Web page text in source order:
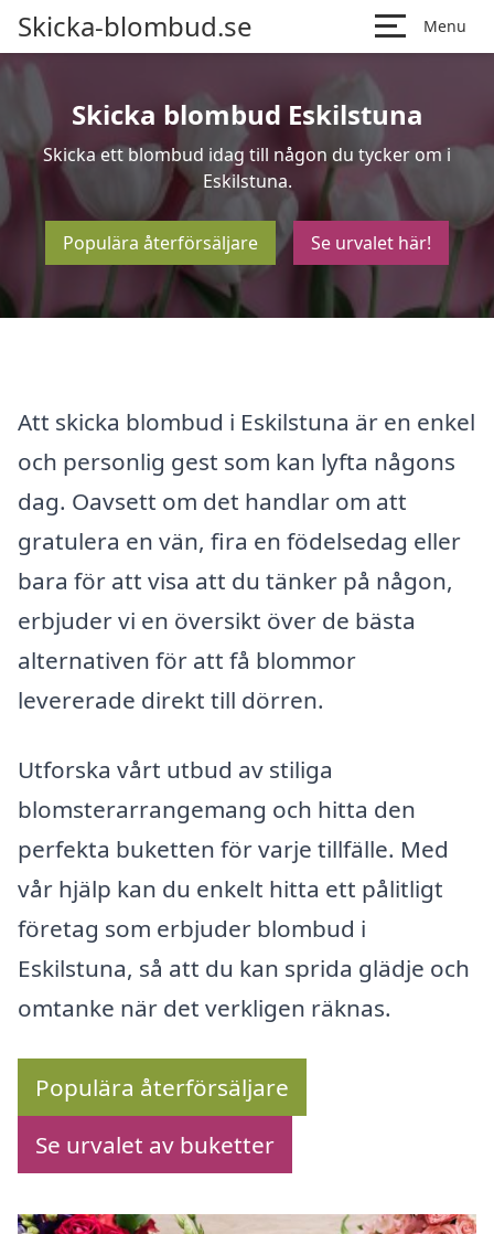
Skicka-blombud.se Menu
Skicka blombud Eskilstuna
Skicka ett blombud idag till någon du tycker om i
Eskilstuna.
Populära återförsäljare Se urvalet här!
Att skicka blombud i Eskilstuna är en enkel
och personlig gest som kan lyfta någons
dag. Oavsett om det handlar om att
gratulera en vän, fira en födelsedag eller
bara för att visa att du tänker på någon,
erbjuder vi en översikt över de bästa
alternativen för att få blommor
levererade direkt till dörren.
Utforska vårt utbud av stiliga
blomsterarrangemang och hitta den
perfekta buketten för varje tillfälle. Med
vår hjälp kan du enkelt hitta ett pålitligt
företag som erbjuder blombud i
Eskilstuna, så att du kan sprida glädje och
omtanke när det verkligen räknas.
Populära återförsäljare
Se urvalet av buketter